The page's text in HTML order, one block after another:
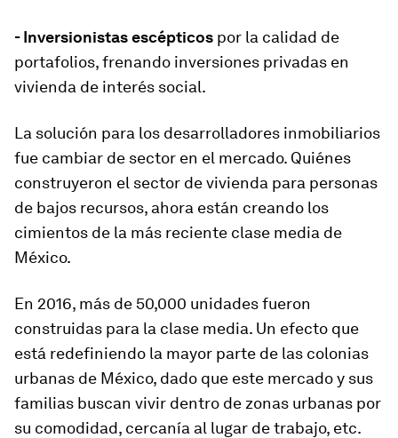
- Inversionistas escépticos por la calidad de
portafolios, frenando inversiones privadas en
vivienda de interés social.
La solución para los desarrolladores inmobiliarios
fue cambiar de sector en el mercado. Quiénes
construyeron el sector de vivienda para personas
de bajos recursos, ahora están creando los
cimientos de la más reciente clase media de
México.
En 2016, más de 50,000 unidades fueron
construidas para la clase media. Un efecto que
está redefiniendo la mayor parte de las colonias
urbanas de México, dado que este mercado y sus
familias buscan vivir dentro de zonas urbanas por
su comodidad, cercanía al lugar de trabajo, etc.